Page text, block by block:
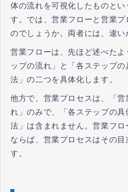
体の流れを可視化したものと
す。では、営業フローと営業
のでしょうか。両者には、違い
営業フローは、先ほど述べた
ップの流れ」と「各ステップ
法」の二つを具体化します。
他方で、営業プロセスは、「
れ」のみで、「各ステップの
法」は含まれません。営業フ
ならば、営業プロセスはその
す。